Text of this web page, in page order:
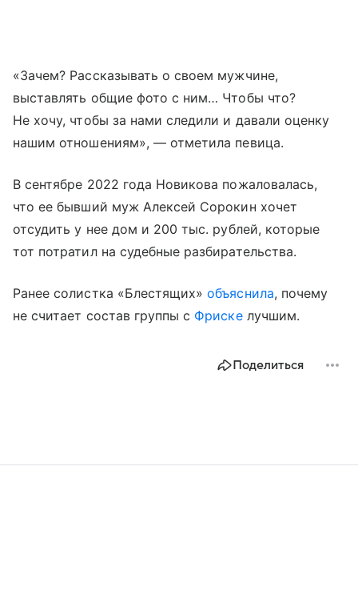
«Зачем? Рассказывать о своем мужчине,
выставлять общие фото с ним… Чтобы что?
Не хочу, чтобы за нами следили и давали оценку
нашим отношениям», — отметила певица.
В сентябре 2022 года Новикова пожаловалась,
что ее бывший муж Алексей Сорокин хочет
отсудить у нее дом и 200 тыс. рублей, которые
тот потратил на судебные разбирательства.
Ранее солистка «Блестящих»объяснила, почему
не считает состав группы с Фрискелучшим.
Поделиться